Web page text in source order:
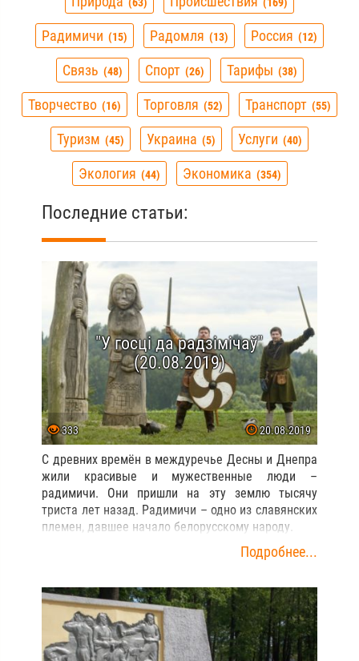
Радимичи 15 Радомля 13 Россия 12
Связь 48 Спорт 26 Тарифы 38
Творчество 16 Торговля 52 Транспорт 55
Туризм 45 Украина 5 Услуги 40
Экология 44 Экономика 354
Последние статьи:
"У госці да радзімічаў"
(20.08.2019)
333 20.08.2019
С древних времён в междуречье Десны и Днепра
жили красивые и мужественные люди –
радимичи. Они пришли на эту землю тысячу
триста лет назад. Радимичи – одно из славянских
племен, давшее начало белорусскому народу.
Подробнее...